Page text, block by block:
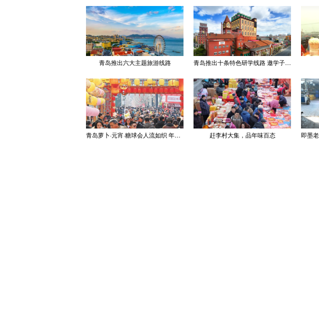
青岛推出六大主题旅游线路 青岛推出十条特色研学线路 邀学子逐梦深蓝探知山海
青岛萝卜·元宵·糖球会人流如织 年味浓郁 赶李村大集，品年味百态